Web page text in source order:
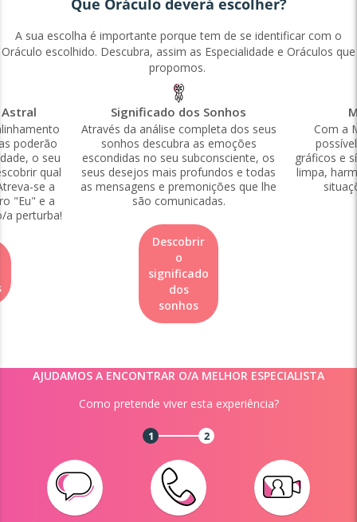
A sua escolha é importante porque tem de se identificar com o
Oráculo escolhido. Descubra, assim as Especialidade e Oráculos que
propomos.
poderão
o seu
qual
se a
"Eu" e a
a perturba!
Significado dos Sonhos
Através da análise completa dos seus
sonhos descubra as emoções
escondidas no seu subconsciente, os
seus desejos mais profundos e todas
as mensagens e premonições que lhe
são comunicadas.
Descobrir
o
significado
dos
sonhos
Com a
gráficos e
limpa,
AJUDAMOS A ENCONTRAR O/A MELHOR ESPECIALISTA
Como pretende viver esta experiência?
1 2